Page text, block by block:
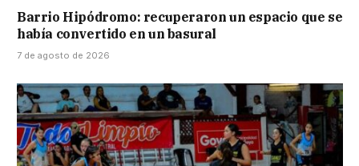
Barrio Hipódromo: recuperaron un espacio que se
había convertido en un basural
7 de agosto de 2026